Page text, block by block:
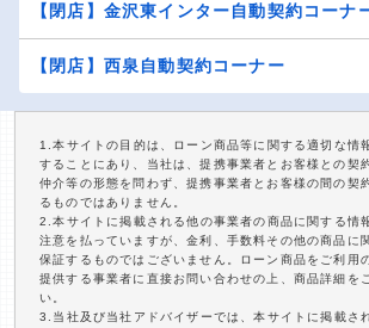
【閉店】金沢東インター自動契約コーナ
【閉店】西泉自動契約コーナー
1.本サイトの目的は、ローン商品等に関する適切な情
することにあり、当社は、提携事業者とお客様との契
仲介等の形態を問わず、提携事業者とお客様の間の契
るものではありません。
2.本サイトに掲載される他の事業者の商品に関する情
注意を払っていますが、金利、手数料その他の商品に
保証するものではございません。ローン商品をご利用
提供する事業者に直接お問い合わせの上、商品詳細を
い。
3.当社及び当社アドバイザーでは、本サイトに掲載さ